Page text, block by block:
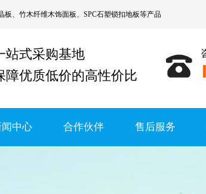
板、 竹木纤维木饰面板、 SPC石塑锁扣地板等产品
站式采购基地
障优质低价的高性价比
闻中心 合作伙伴 售后服务